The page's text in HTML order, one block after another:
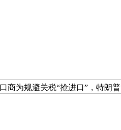
商为规避关税“抢进口”，特朗